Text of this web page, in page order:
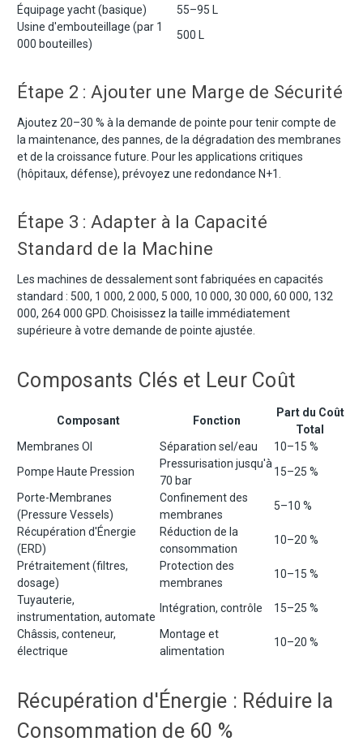
Équipage yacht (basique)
55–95 L
Usine d'embouteillage (par 1
000 bouteilles)
500 L
Étape 2 : Ajouter une Marge de Sécurité
Ajoutez 20–30 % à la demande de pointe pour tenir compte de
la maintenance, des pannes, de la dégradation des membranes
et de la croissance future. Pour les applications critiques
(hôpitaux, défense), prévoyez une redondance N+1.
Étape 3 : Adapter à la Capacité
Standard de la Machine
Les machines de dessalement sont fabriquées en capacités
standard : 500, 1 000, 2 000, 5 000, 10 000, 30 000, 60 000, 132
000, 264 000 GPD. Choisissez la taille immédiatement
supérieure à votre demande de pointe ajustée.
Composants Clés et Leur Coût
Composant Fonction
Part du Coût
Total
Membranes OI
Séparation sel/eau
10–15 %
Pompe Haute Pression
Pressurisation jusqu'à
70 bar
15–25 %
Porte-Membranes
(Pressure Vessels)
Confinement des
membranes
5–10 %
Récupération d'Énergie
(ERD)
Réduction de la
consommation
10–20 %
Prétraitement (filtres,
dosage)
Protection des
membranes
10–15 %
Tuyauterie,
instrumentation, automate
Intégration, contrôle
15–25 %
Châssis, conteneur,
électrique
Montage et
alimentation
10–20 %
Récupération d'Énergie : Réduire la
Consommation de 60 %